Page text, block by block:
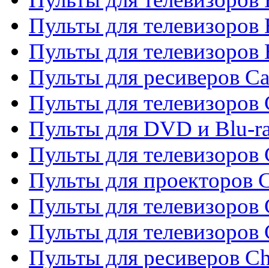
Пульты для телевизоров
Пульты для телевизоров
Пульты для ресиверов
Пульты для телевизоров
Пульты для DVD и Blu-
Пульты для телевизоров
Пульты для проекторов
Пульты для телевизоров
Пульты для телевизоров
Пульты для ресиверов